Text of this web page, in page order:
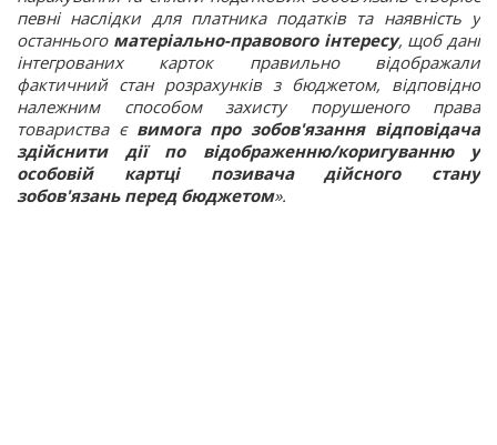
певні наслідки для платника податків та наявність у
останнього матеріально-правового інтересу, щоб дані
інтегрованих карток правильно відображали
фактичний стан розрахунків з бюджетом, відповідно
належним способом захисту порушеного права
товариства є вимога про зобов'язання відповідача
здійснити дії по відображенню/коригуванню у
особовій картці позивача дійсного стану
зобов'язань перед бюджетом».